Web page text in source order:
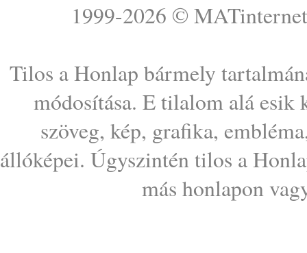
1999-2026 © MATinternet
Tilos a Honlap bármely
módosítása. E tilalom alá esik
szöveg, kép, grafika,
állóképei. Úgyszintén tilos a
más honlapon